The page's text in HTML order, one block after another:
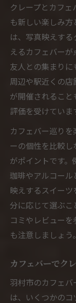
クレープとカフ
も新しい楽しみ
は、写真映えす
えるカフェバー
友人との集まり
周辺や駅近くの
が開催されるこ
評価を受けていま
カフェバー巡り
ーの個性を比較
がポイントです
珈琲やアルコー
映えするスイー
分に応じて選ぶこ
コミやレビュー
も注意しましょう。
カフェバーでク
羽村市のカフェ
は、いくつかの